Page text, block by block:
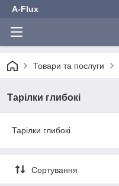
A-Flux
Товари та послуги
Тарілки глибокі
Тарілки глибокі
Сортування